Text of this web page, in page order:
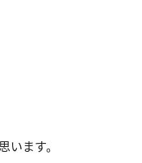
います。